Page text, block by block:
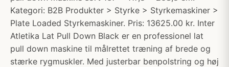
Kategori: B2B Produkter > Styrke > Styrkemaskiner >
Plate Loaded Styrkemaskiner. Pris: 13625.00 kr. Inter
Atletika Lat Pull Down Black er en professionel lat
pull down maskine til målrettet træning af brede og
stærke rygmuskler. Med justerbar benpolstring og høj